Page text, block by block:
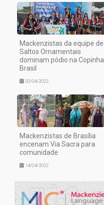
Mackenzistas da equipe de
Saltos Ornamentais
dominam pódio na Copinha
Brasil
20/04/2022
Mackenzistas de Brasília
encenam Via Sacra para
comunidade
14/04/2022